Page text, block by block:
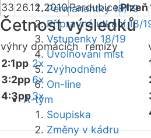
Permanentky 18/19
Přípravná utkání 18/
Vstupenky 18/19
Uvolňování míst
Zvýhodněné
On-line
A-tým
Soupiska
Změny v kádru
33 26.12.2010PardubicePlzeň
Četnost výsledků
výhry domácích remízy
2:1pp 2x
3:2pp6x
4:3pp3x